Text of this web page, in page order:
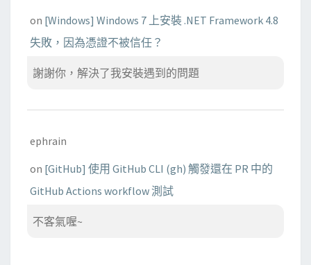
on [Windows] Windows 7 上安裝 .NET Framework 4.8
失敗，因為憑證不被信任？
謝謝你，解決了我安裝遇到的問題
ephrain
on [GitHub] 使用 GitHub CLI (gh) 觸發還在 PR 中的
GitHub Actions workflow 測試
不客氣喔~